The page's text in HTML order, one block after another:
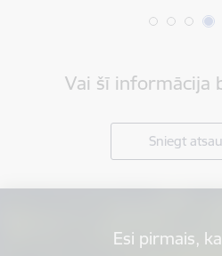
Vai šī informācija
Sniegt
Esi pirmais,